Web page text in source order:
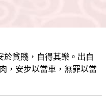
於貧賤，自得其樂。出自
，安步以當車，無罪以當